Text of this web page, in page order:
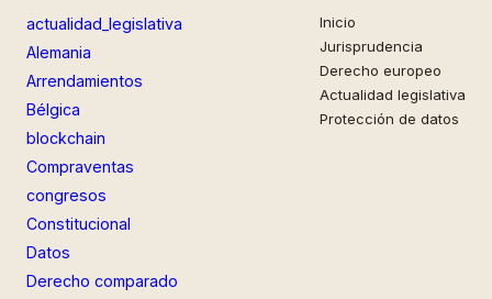
actualidad_legislativa
Alemania
Arrendamientos
Bélgica
blockchain
Compraventas
congresos
Constitucional
Datos
Derecho comparado
Inicio
Jurisprudencia
Derecho europeo
Actualidad legislativa
Protección de datos